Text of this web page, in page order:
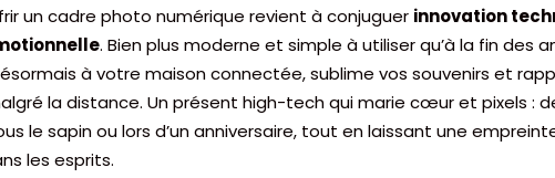
un cadre photo numérique revient à conjuguer innovation
. Bien plus moderne et simple à utiliser qu’à la fin des
à votre maison connectée, sublime vos souvenirs et
la distance. Un présent high-tech qui marie cœur et pixels :
le sapin ou lors d’un anniversaire, tout en laissant une
les esprits.